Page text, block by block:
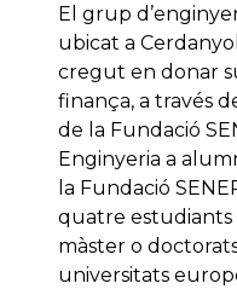
El grup
ubicat a
cregut en donar
finança, a través
de la Fundació
Enginyeria a
la Fundació
quatre estudiants
màster o
universitats